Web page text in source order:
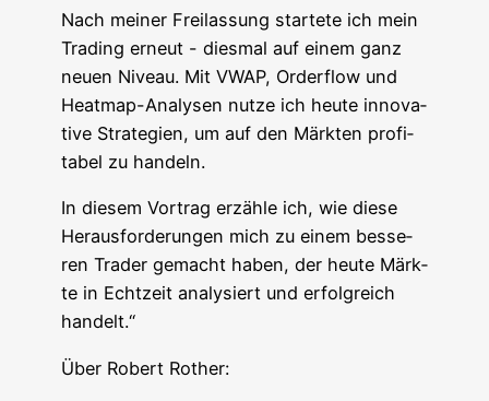
Nach mei­ner Frei­las­sung star­te­te ich mein
Tra­ding erneut - dies­mal auf einem ganz
neu­en Niveau. Mit VWAP, Order­flow und
Heat­map-Ana­ly­sen nut­ze ich heu­te inno­va­
ti­ve Stra­te­gien, um auf den Märk­ten pro­fi­
ta­bel zu handeln.
In die­sem Vor­trag erzäh­le ich, wie die­se
Her­aus­for­de­run­gen mich zu einem bes­se­
ren Trader gemacht haben, der heu­te Märk­
te in Echt­zeit ana­ly­siert und erfolg­reich
handelt.“
Über Robert Rother: